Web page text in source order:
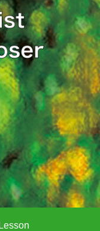
Lesson